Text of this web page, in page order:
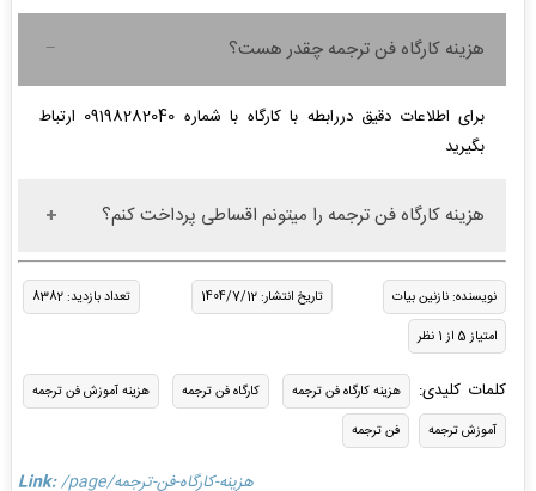
هزینه کارگاه فن ترجمه چقدر هست؟
برای اطلاعات دقیق دررابطه با کارگاه با شماره 09198282040 ارتباط
بگیرید
هزینه کارگاه فن ترجمه را میتونم اقساطی پرداخت کنم؟
نویسنده: نازنین بیات تاریخ انتشار: 1404/7/12
تعداد بازدید: 8382
امتیاز 5 از 1 نظر
کلمات کلیدی: هزینه کارگاه فن ترجمه کارگاه فن ترجمه
هزینه آموزش فن ترجمه
آموزش ترجمه
فن ترجمه
Link: /page/هزینه-کارگاه-فن-ترجمه